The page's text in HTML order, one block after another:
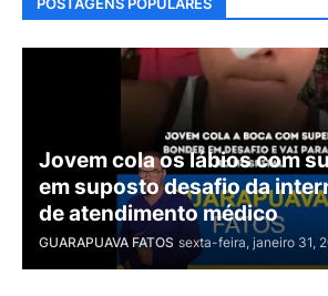
Jovem cola os lábios com
em suposto desafio da
de atendimento médico
GUARAPUAVA FATOS sexta-feira, janeiro 31,